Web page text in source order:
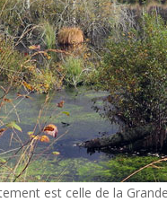
est celle de la